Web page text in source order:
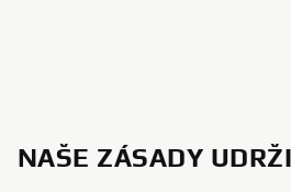
NAŠE ZÁSADY